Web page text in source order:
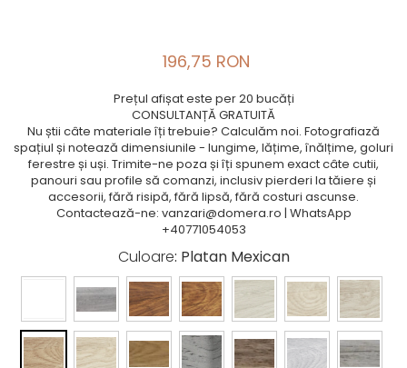
196,75 RON
Prețul afișat este per 20 bucăți
CONSULTANȚĂ GRATUITĂ
Nu știi câte materiale îți trebuie? Calculăm noi. Fotografiază
spațiul și notează dimensiunile - lungime, lățime, înălțime, goluri
ferestre și uși. Trimite-ne poza și îți spunem exact câte cutii,
panouri sau profile să comanzi, inclusiv pierderi la tăiere și
accesorii, fără risipă, fără lipsă, fără costuri ascunse.
Contactează-ne: vanzari@domera.ro | WhatsApp
+40771054053
Culoare: Platan Mexican